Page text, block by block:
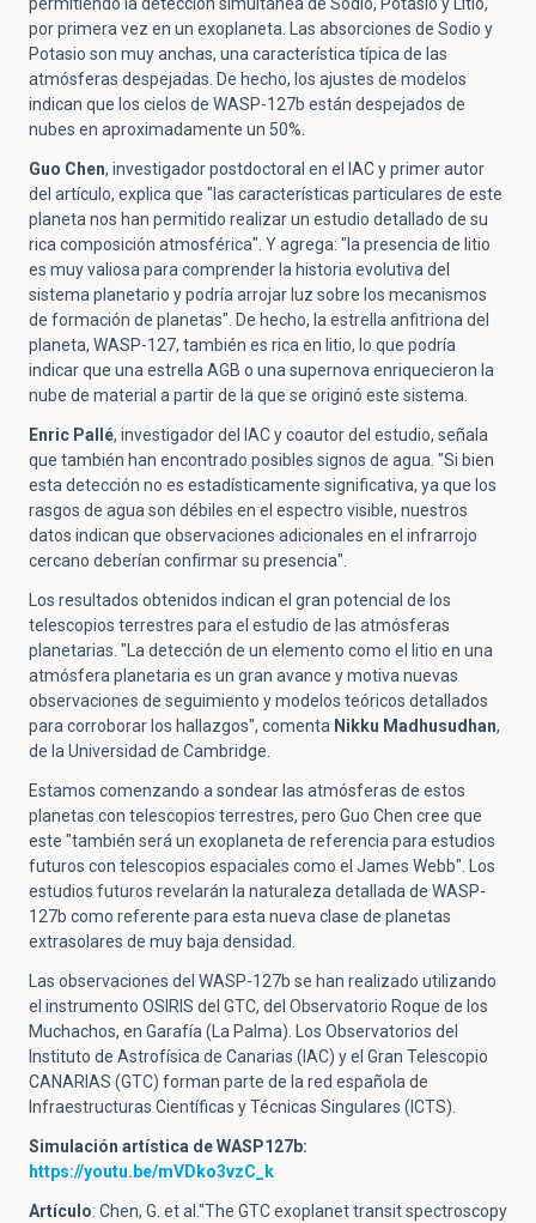
por primera vez en un exoplaneta. Las absorciones de Sodio y
Potasio son muy anchas, una característica típica de las
atmósferas despejadas. De hecho, los ajustes de modelos
indican que los cielos de WASP-127b están despejados de
nubes en aproximadamente un 50%.
Guo Chen, investigador postdoctoral en el IAC y primer autor
del artículo, explica que "las características particulares de este
planeta nos han permitido realizar un estudio detallado de su
rica composición atmosférica". Y agrega: "la presencia de litio
es muy valiosa para comprender la historia evolutiva del
sistema planetario y podría arrojar luz sobre los mecanismos
de formación de planetas". De hecho, la estrella anfitriona del
planeta, WASP-127, también es rica en litio, lo que podría
indicar que una estrella AGB o una supernova enriquecieron la
nube de material a partir de la que se originó este sistema.
Enric Pallé, investigador del IAC y coautor del estudio, señala
que también han encontrado posibles signos de agua. "Si bien
esta detección no es estadísticamente significativa, ya que los
rasgos de agua son débiles en el espectro visible, nuestros
datos indican que observaciones adicionales en el infrarrojo
cercano deberían confirmar su presencia".
Los resultados obtenidos indican el gran potencial de los
telescopios terrestres para el estudio de las atmósferas
planetarias. "La detección de un elemento como el litio en una
atmósfera planetaria es un gran avance y motiva nuevas
observaciones de seguimiento y modelos teóricos detallados
para corroborar los hallazgos", comenta Nikku Madhusudhan,
de la Universidad de Cambridge.
Estamos comenzando a sondear las atmósferas de estos
planetas con telescopios terrestres, pero Guo Chen cree que
este "también será un exoplaneta de referencia para estudios
futuros con telescopios espaciales como el James Webb". Los
estudios futuros revelarán la naturaleza detallada de WASP-
127b como referente para esta nueva clase de planetas
extrasolares de muy baja densidad.
Las observaciones del WASP-127b se han realizado utilizando
el instrumento OSIRIS del GTC, del Observatorio Roque de los
Muchachos, en Garafía (La Palma). Los Observatorios del
Instituto de Astrofísica de Canarias (IAC) y el Gran Telescopio
CANARIAS (GTC) forman parte de la red española de
Infraestructuras Científicas y Técnicas Singulares (ICTS).
Simulación artística de WASP127b:
https://youtu.be/mVDko3vzC_k
Artículo: Chen, G. et al."The GTC exoplanet transit spectroscopy